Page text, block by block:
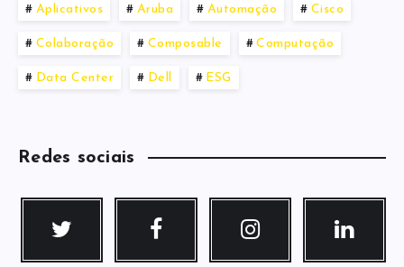
Aplicativos Aruba Automação Cisco
Colaboração Composable Computação
Data Center Dell ESG
Redes sociais